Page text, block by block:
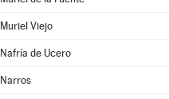
Muriel Viejo
Nafría de Ucero
Narros